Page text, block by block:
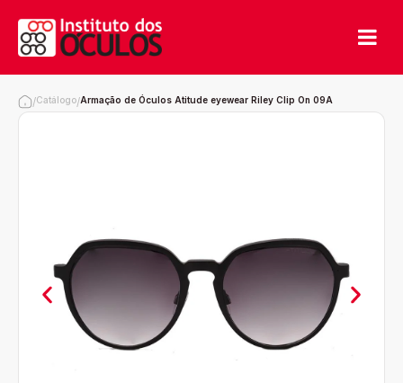
/Catálogo/Armação de Óculos Atitude eyewear Riley Clip On 09A